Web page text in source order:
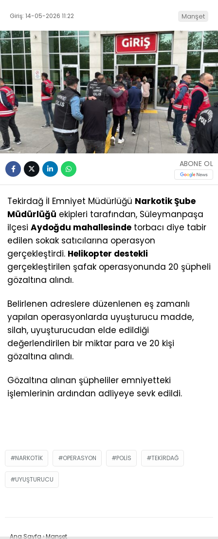
Giriş: 14-05-2026 11:22 Manşet
ABONE OL
Tekirdağ İl Emniyet Müdürlüğü Narkotik Şube
Müdürlüğü ekipleri tarafından, Süleymanpaşa
ilçesi Aydoğdu mahallesinde torbacı diye tabir
edilen sokak satıcılarına operasyon
gerçekleştirdi. Helikopter destekli
gerçekleştirilen şafak operasyonunda 20 şüpheli
gözaltına alındı.
Belirlenen adreslere düzenlenen eş zamanlı
yapılan operasyonlarda uyuşturucu madde,
silah, uyuşturucudan elde edildiği
değerlendirilen bir miktar para ve 20 kişi
gözaltına alındı.
Gözaltına alınan şüpheliler emniyetteki
işlemlerinin ardından adliyeye sevk edildi.
NARKOTIK OPERASYON POLIS TEKIRDAĞ
UYUŞTURUCU
Ana Sayfa›Manşet